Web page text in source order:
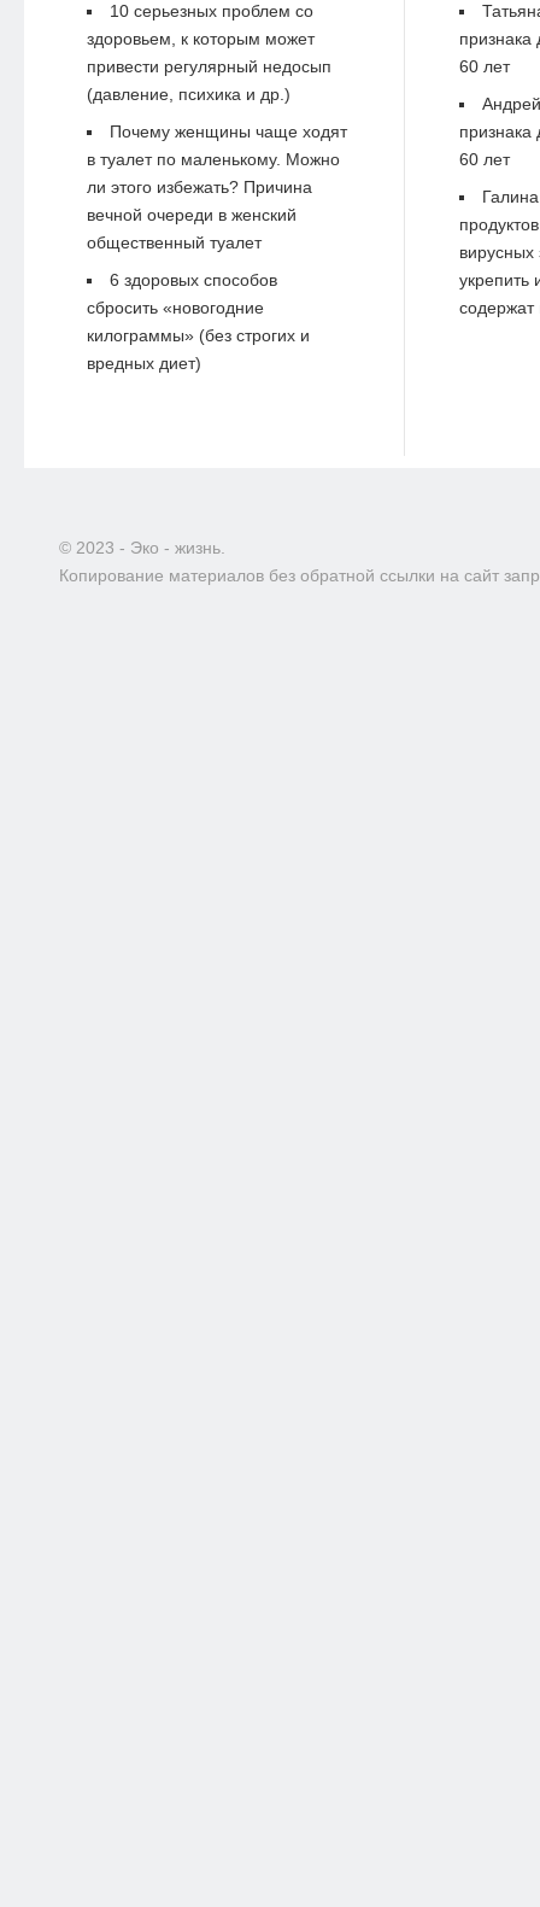
10 серьезных проблем со
здоровьем, к которым может
привести регулярный недосып
(давление, психика и др.)
Почему женщины чаще ходят
в туалет по маленькому. Можно
ли этого избежать? Причина
вечной очереди в женский
общественный туалет
6 здоровых способов
сбросить «новогодние
килограммы» (без строгих и
вредных диет)
60 лет
Андрей
60 лет
Галина
вирусных
укрепить
содержат
© 2023 - Эко - жизнь.
Копирование материалов без обратной ссылки на сайт